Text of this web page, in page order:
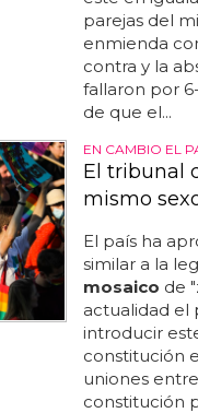
parejas del
enmienda
contra y la
fallaron por
de que el...
EN CAMBIO EL
El tribunal
mismo
El país ha
similar a la
mosaico de
actualidad el
introducir
constitución
uniones
constitución